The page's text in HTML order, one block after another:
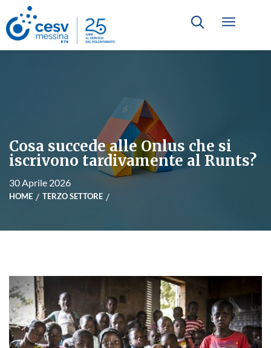
Cosa succede alle Onlus che si
iscrivono tardivamente al Runts?
30 Aprile 2026
HOME TERZO SETTORE